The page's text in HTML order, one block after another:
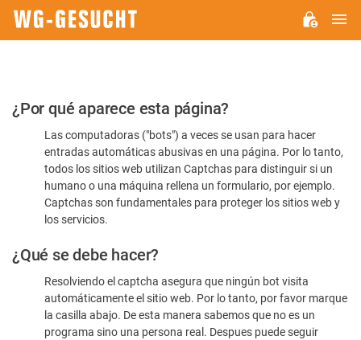
Por
favor,
confirme
humano
¿Por qué aparece esta página?
Las computadoras ("bots") a veces se usan para hacer
entradas automáticas abusivas en una página. Por lo tanto,
todos los sitios web utilizan Captchas para distinguir si un
humano o una máquina rellena un formulario, por ejemplo.
Captchas son fundamentales para proteger los sitios web y
los servicios.
¿Qué se debe hacer?
Resolviendo el captcha asegura que ningún bot visita
automáticamente el sitio web. Por lo tanto, por favor marque
la casilla abajo. De esta manera sabemos que no es un
programa sino una persona real. Despues puede seguir